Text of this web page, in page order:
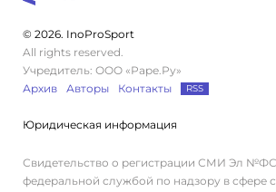
© 2026. InoProSport
All rights reserved.
Учредитель: ООО «Раре.Ру»
Архив
Авторы Контакты RSS
Юридическая информация
Свидетельство о регистрации СМИ Эл
федеральной службой по надзору в сфере